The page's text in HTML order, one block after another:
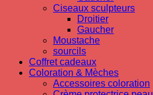
Ciseaux sculpteurs
Droitier
Gaucher
Moustache
sourcils
Coffret cadeaux
Coloration & Mèches
Accessoires coloration